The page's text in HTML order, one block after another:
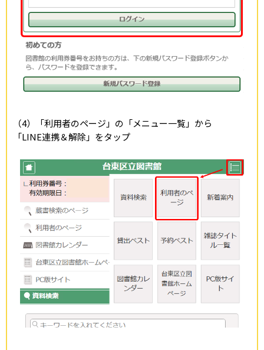
（4）「利用者のページ」の「メニュー一覧」から
「LINE連携＆解除」をタップ